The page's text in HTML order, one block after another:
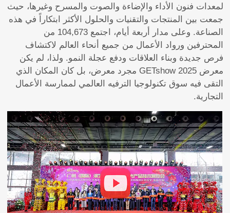
لمعدات فنون الأداء والإضاءة والصوت والمسرح وغيرها، حيث
جمعت بين المنتجات والتقنيات والحلول الأكثر ابتكاراً في هذه
الصناعة. وعلى مدار أربعة أيام، اجتمع 104,673 من
المحترفين ورواد الأعمال من جميع أنحاء العالم لاكتشاف
فرص جديدة وبناء العلاقات ودفع عجلة النمو. ولذا، لم يكن
معرض GETshow 2025 مجرد معرض، بل كان المكان الذي
التقى فيه سوق تكنولوجيا الترفيه العالمي لممارسة الأعمال
التجارية.